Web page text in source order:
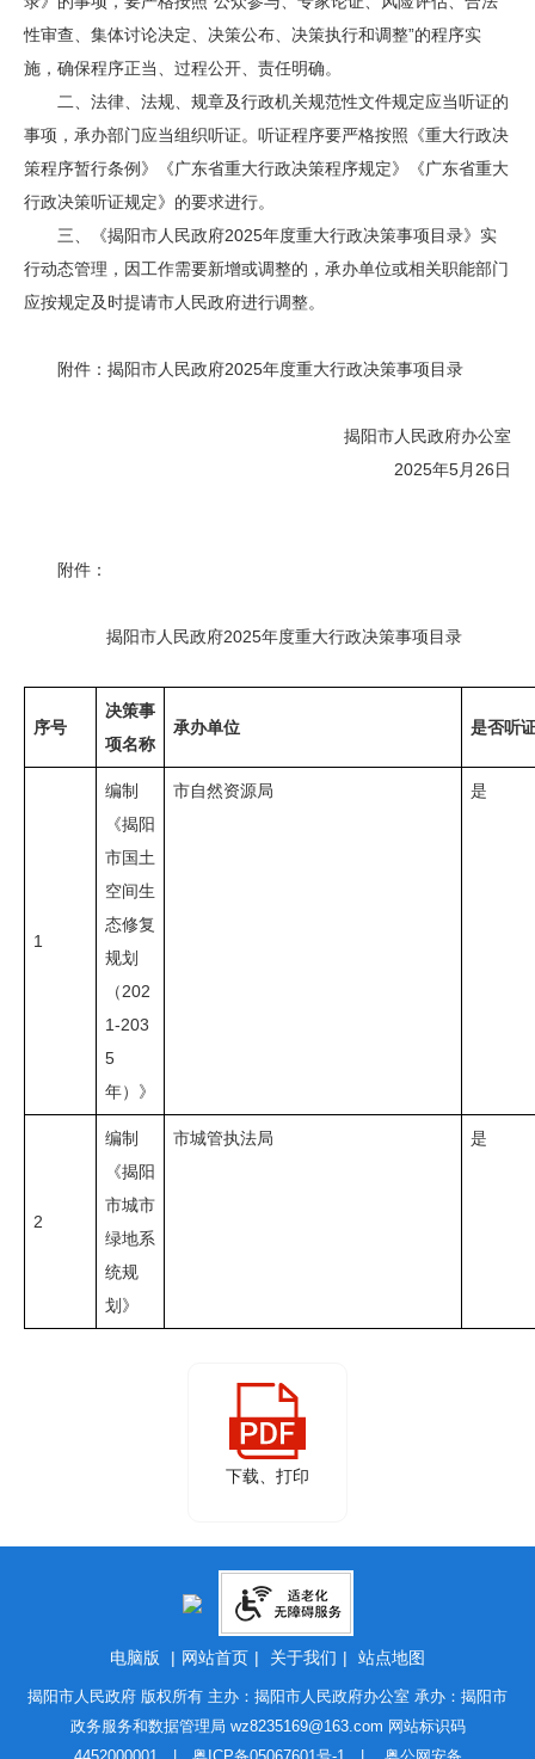
性审查、集体讨论决定、决策公布、决策执行和调整”的程序实
施，确保程序正当、过程公开、责任明确。
二、法律、法规、规章及行政机关规范性文件规定应当听证的
事项，承办部门应当组织听证。听证程序要严格按照《重大行政决
策程序暂行条例》《广东省重大行政决策程序规定》《广东省重大
行政决策听证规定》的要求进行。
三、《揭阳市人民政府2025年度重大行政决策事项目录》实
行动态管理，因工作需要新增或调整的，承办单位或相关职能部门
应按规定及时提请市人民政府进行调整。
附件：揭阳市人民政府2025年度重大行政决策事项目录
揭阳市人民政府办公室
2025年5月26日
附件：
揭阳市人民政府2025年度重大行政决策事项目录
序号
决策事
项名称
承办单位 是否听
1
编制
《揭阳
市国土
空间生
态修复
规划
（202
1-203
5
年）》
市自然资源局 是
2
编制
《揭阳
市城市
绿地系
统规
划》
市城管执法局 是
下载、打印
电脑版 | 网站首页 | 关于我们 | 站点地图
揭阳市人民政府 版权所有 主办：揭阳市人民政府办公室 承办：揭阳市
政务服务和数据管理局 wz8235169@163.com 网站标识码